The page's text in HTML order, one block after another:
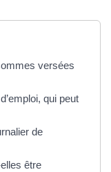
versées
qui peut
de
être